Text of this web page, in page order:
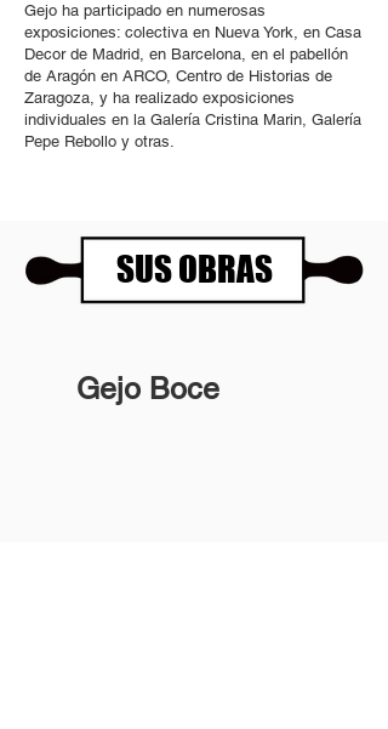
Gejo ha participado en numerosas
exposiciones: colectiva en Nueva York, en Casa
Decor de Madrid, en Barcelona, en el pabellón
de Aragón en ARCO, Centro de Historias de
Zaragoza, y ha realizado exposiciones
individuales en la Galería Cristina Marin, Galería
Pepe Rebollo y otras.
SUS OBRAS
Gejo Boce